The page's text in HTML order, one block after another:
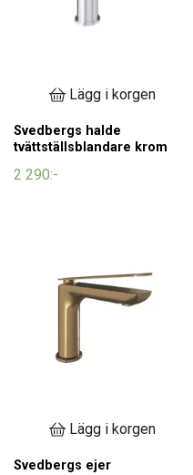
Lägg i korgen
Svedbergs halde
tvättställsblandare krom
2 290:-
Lägg i korgen
Svedbergs ejer